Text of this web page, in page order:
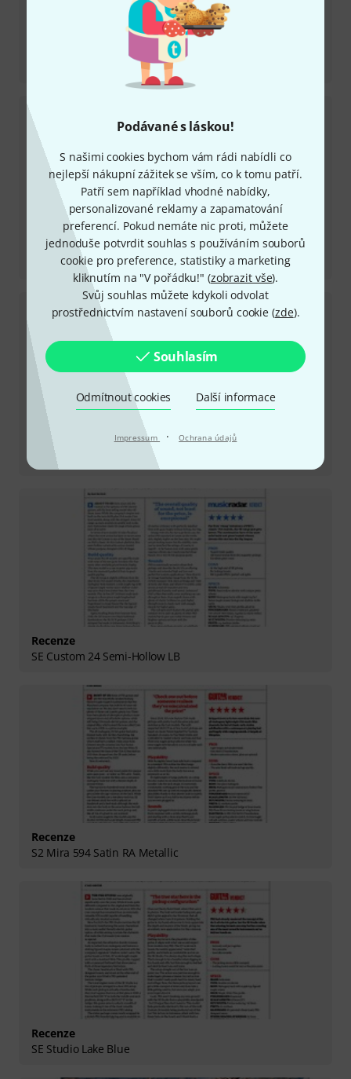
Podávané s láskou!
S našimi cookies bychom vám rádi nabídli co
nejlepší nákupní zážitek se vším, co k tomu patří.
Patří sem například vhodné nabídky,
personalizované reklamy a zapamatování
preferencí. Pokud nemáte nic proti, můžete
jednoduše potvrdit souhlas s používáním souborů
cookie pro preference, statistiky a marketing
kliknutím na "V pořádku!" (zobrazit vše).
Svůj souhlas můžete kdykoli odvolat
prostřednictvím nastavení souborů cookie (zde).
Souhlasím
Odmítnout cookies Další informace
Impressum · Ochrana údajů
Fiore HH Satin Black Hyacinth
Recenze
SE Special Semi-Hollow LB 2025
SE CE 24 Standard Satin CH
Recenze
SE Custom 24 Semi-Hollow LB
Recenze
S2 Mira 594 Satin RA Metallic
Recenze
SE Studio Lake Blue